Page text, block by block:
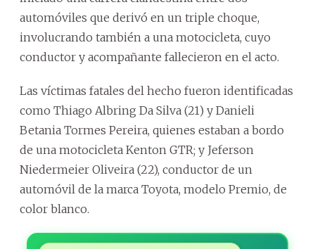
automóviles que derivó en un triple choque,
involucrando también a una motocicleta, cuyo
conductor y acompañante fallecieron en el acto.
Las víctimas fatales del hecho fueron identificadas
como Thiago Albring Da Silva (21) y Danieli
Betania Tormes Pereira, quienes estaban a bordo
de una motocicleta Kenton GTR; y Jeferson
Niedermeier Oliveira (22), conductor de un
automóvil de la marca Toyota, modelo Premio, de
color blanco.